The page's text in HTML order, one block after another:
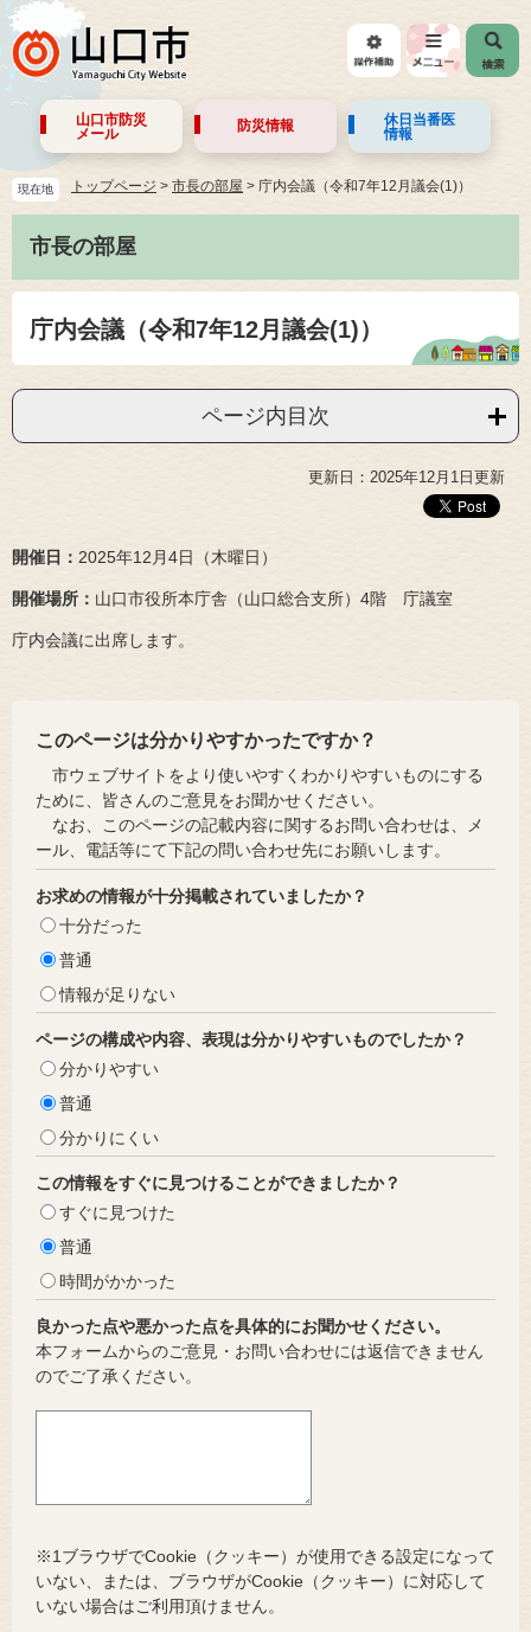
山口市防災
メール
防災情報
休日当番医
情報
現在地 トップページ > 市長の部屋 > 庁内会議（令和7年12月議会(1)）
市長の部屋
庁内会議（令和7年12月議会(1)）
ページ内目次
更新日：2025年12月1日更新
開催日： 2025年12月4日（木曜日）
開催場所： 山口市役所本庁舎（山口総合支所）4階 庁議室
庁内会議に出席します。
このページは分かりやすかったですか？
市ウェブサイトをより使いやすくわかりやすいものにする
ために、皆さんのご意見をお聞かせください。
なお、このページの記載内容に関するお問い合わせは、メ
ール、電話等にて下記の問い合わせ先にお願いします。
お求めの情報が十分掲載されていましたか？
十分だった
普通
情報が足りない
ページの構成や内容、表現は分かりやすいものでしたか？
分かりやすい
普通
分かりにくい
この情報をすぐに見つけることができましたか？
すぐに見つけた
普通
時間がかかった
良かった点や悪かった点を具体的にお聞かせください。
本フォームからのご意見・お問い合わせには返信できません
のでご了承ください。
※1ブラウザでCookie（クッキー）が使用できる設定になって
いない、または、ブラウザがCookie（クッキー）に対応して
いない場合はご利用頂けません。